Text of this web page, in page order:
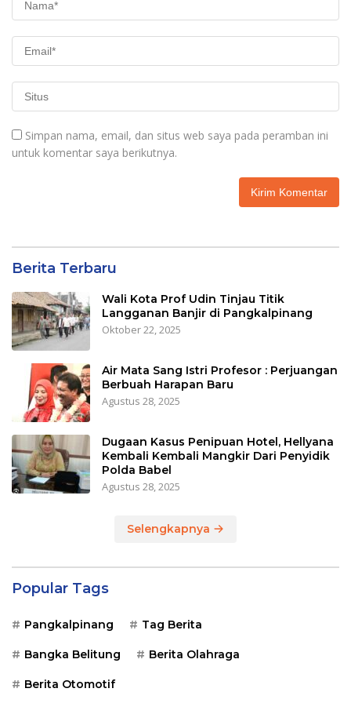
Simpan nama, email, dan situs web saya pada peramban ini
untuk komentar saya berikutnya.
Berita Terbaru
Wali Kota Prof Udin Tinjau Titik
Langganan Banjir di Pangkalpinang
Oktober 22, 2025
Air Mata Sang Istri Profesor : Perjuangan
Berbuah Harapan Baru
Agustus 28, 2025
Dugaan Kasus Penipuan Hotel, Hellyana
Kembali Kembali Mangkir Dari Penyidik
Polda Babel
Agustus 28, 2025
Selengkapnya
Popular Tags
Pangkalpinang Tag Berita
Bangka Belitung Berita Olahraga
Berita Otomotif